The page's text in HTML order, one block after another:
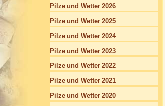
Pilze und Wetter 2026
Pilze und Wetter 2025
Pilze und Wetter 2024
Pilze und Wetter 2023
Pilze und Wetter 2022
Pilze und Wetter 2021
Pilze und Wetter 2020